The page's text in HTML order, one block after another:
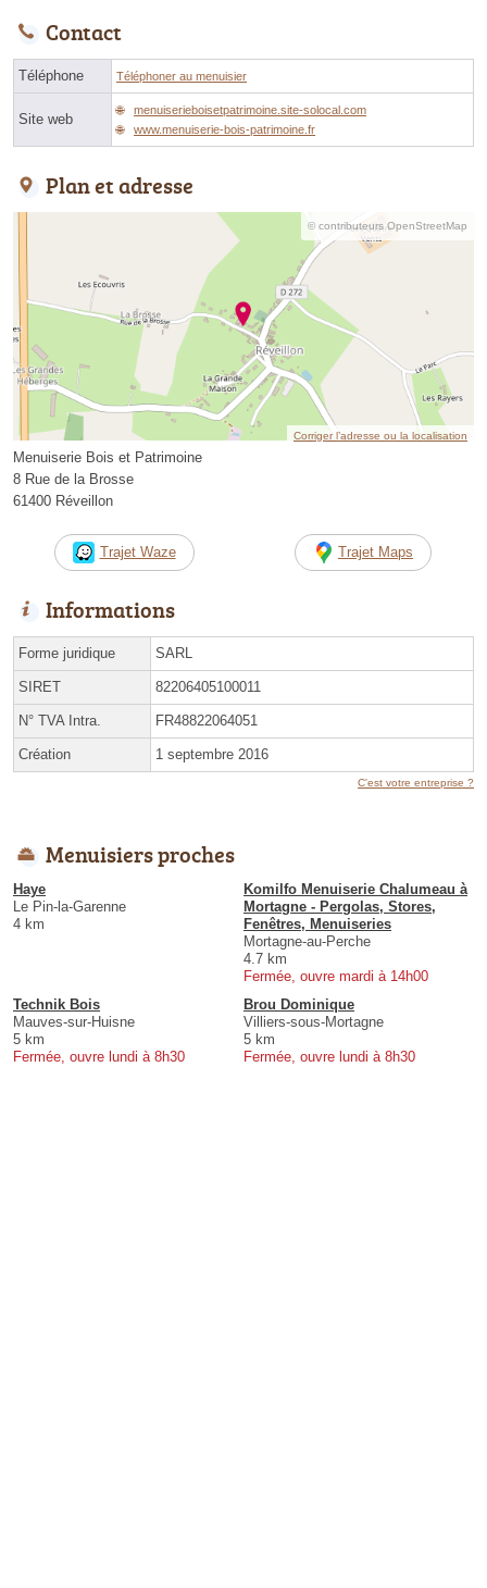
Contact
Téléphone Téléphoner au menuisier
Site web
menuiserieboisetpatrimoine.site-solocal.com
www.menuiserie-bois-patrimoine.fr
Plan et adresse
© contributeurs OpenStreetMap
Corriger l’adresse ou la localisation
Menuiserie Bois et Patrimoine
8 Rue de la Brosse
61400 Réveillon
Trajet Waze Trajet Maps
Informations
Forme juridique SARL
SIRET 82206405100011
N° TVA Intra. FR48822064051
Création 1 septembre 2016
C'est votre entreprise ?
Menuisiers proches
Haye
Le Pin-la-Garenne
4 km
Komilfo Menuiserie Chalumeau à
Mortagne - Pergolas, Stores,
Fenêtres, Menuiseries
Mortagne-au-Perche
4.7 km
Fermée, ouvre mardi à 14h00
Technik Bois
Mauves-sur-Huisne
5 km
Fermée, ouvre lundi à 8h30
Brou Dominique
Villiers-sous-Mortagne
5 km
Fermée, ouvre lundi à 8h30